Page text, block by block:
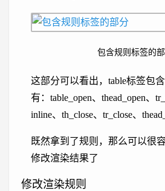
包含规则标签的
这部分可以看出，table标签包
有：table_open、thead_open、
inline、th_close、tr_close、
既然拿到了规则，那么可以很
修改渲染结果了
修改渲染规则